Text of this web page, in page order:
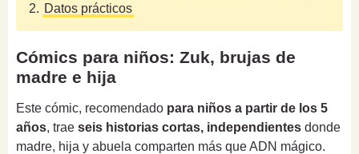
2. Datos prácticos
Cómics para niños: Zuk, brujas de
madre e hija
Este cómic, recomendado para niños a partir de los 5
años, trae seis historias cortas, independientes donde
madre, hija y abuela comparten más que ADN mágico.